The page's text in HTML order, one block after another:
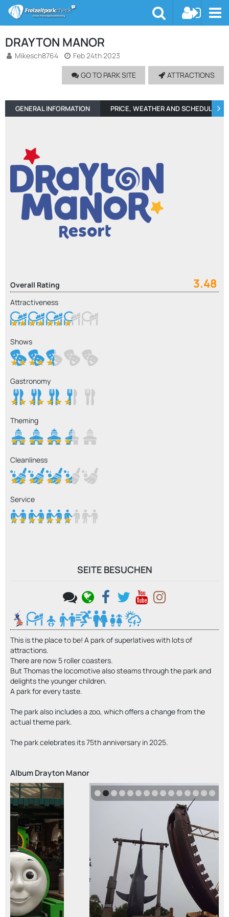
DRAYTON MANOR
Mikesch8764
Feb 24th 2023
GO TO PARK SITE
ATTRACTIONS
GENERAL INFORMATION PRICE, WEATHER AND SCHEDULE
Overall Rating 3.48
Attractiveness
Shows
Gastronomy
Theming
Cleanliness
Service
SEITE BESUCHEN
This is the place to be! A park of superlatives with lots of
attractions.
There are now 5 roller coasters.
But Thomas the locomotive also steams through the park and
delights the younger children.
A park for every taste.
The park also includes a zoo, which offers a change from the
actual theme park.
The park celebrates its 75th anniversary in 2025.
AlbumDrayton Manor